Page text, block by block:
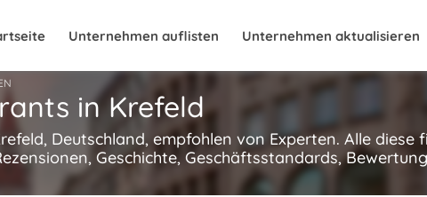
Unternehmen auflisten Unternehmen aktualisieren
in Krefeld
Deutschland, empfohlen von Experten. Alle
Geschichte, Geschäftsstandards,